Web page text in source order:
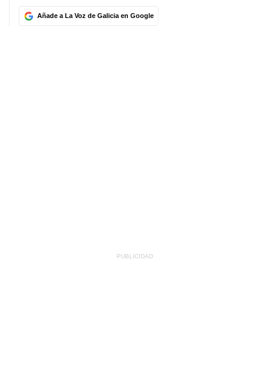
Añade a La Voz de Galicia en Google